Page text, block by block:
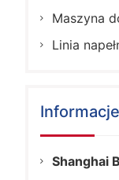
Maszyna
Linia
Shanghai